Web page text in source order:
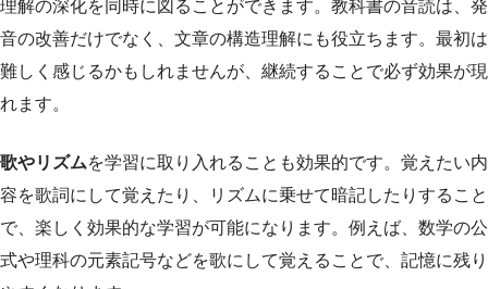
理解の深化を同時に図ることができます。教科書の音読は、発
音の改善だけでなく、文章の構造理解にも役立ちます。最初は
難しく感じるかもしれませんが、継続することで必ず効果が現
れます。
歌やリズムを学習に取り入れることも効果的です。覚えたい内
容を歌詞にして覚えたり、リズムに乗せて暗記したりすること
で、楽しく効果的な学習が可能になります。例えば、数学の公
式や理科の元素記号などを歌にして覚えることで、記憶に残り